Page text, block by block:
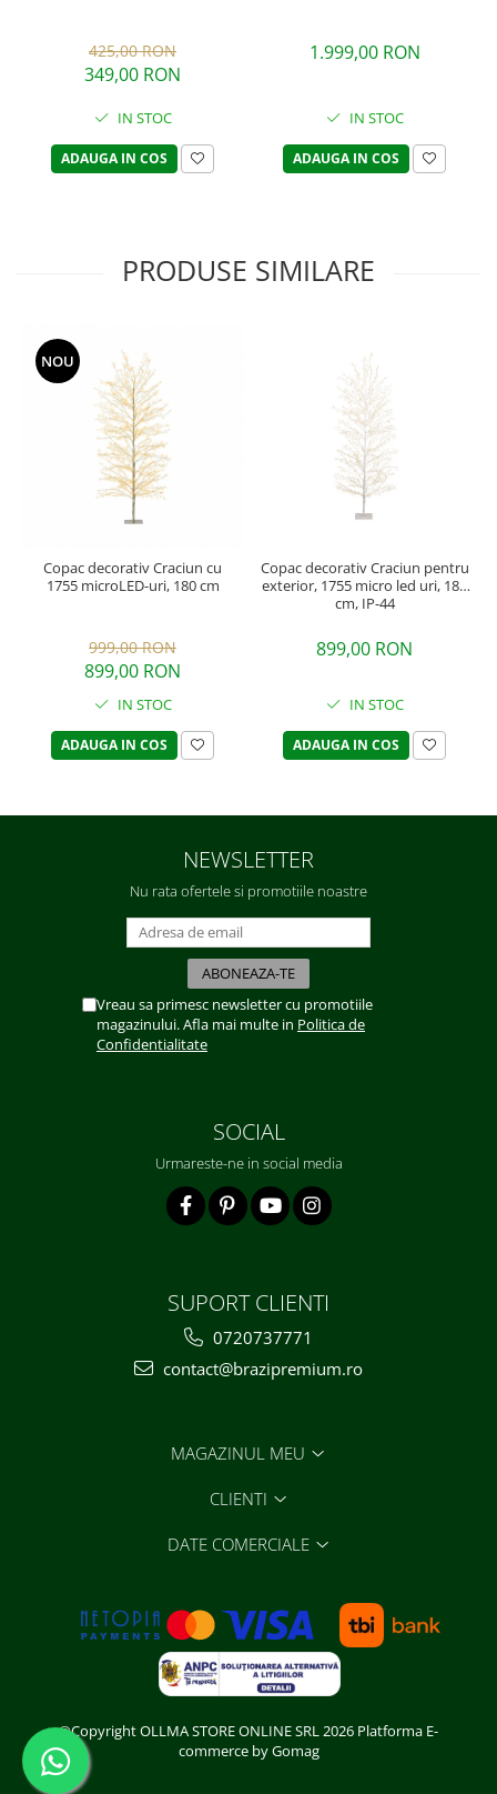
425,00 RON
349,00 RON
IN STOC
ADAUGA IN COS
1.999,00 RON
IN STOC
ADAUGA IN COS
PRODUSE SIMILARE
NOU
Copac decorativ Craciun cu
1755 microLED-uri, 180 cm
999,00 RON
899,00 RON
IN STOC
ADAUGA IN COS
Copac decorativ Craciun pentru
exterior, 1755 micro led uri, 180
cm, IP-44
899,00 RON
IN STOC
ADAUGA IN COS
NEWSLETTER
Nu rata ofertele si promotiile noastre
Vreau sa primesc newsletter cu promotiile
magazinului. Afla mai multe in Politica de
Confidentialitate
SOCIAL
Urmareste-ne in social media
SUPORT CLIENTI
0720737771
contact@brazipremium.ro
MAGAZINUL MEU
CLIENTI
DATE COMERCIALE
©Copyright OLLMA STORE ONLINE SRL 2026 Platforma E-
commerce by Gomag